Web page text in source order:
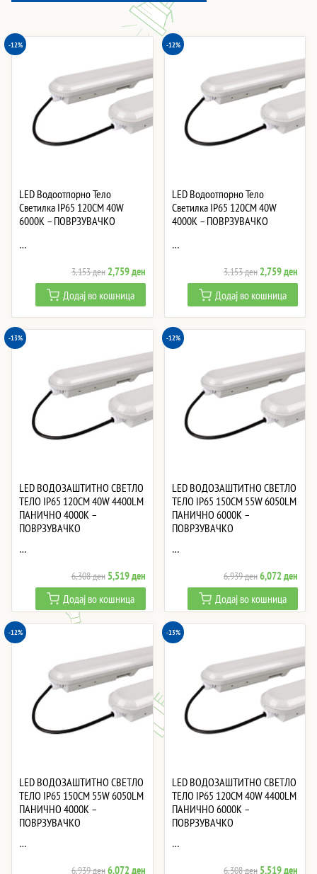
-12%
LED Водоотпорно Тело
Светилка IP65 120CM 40W
6000K – ПОВРЗУВАЧКО
…
3,153ден Original
price
was:
3,153 ден.
2,759денCurrent
price
is:
2,759 ден.
Додај во кошница
-12%
LED Водоотпорно Тело
Светилка IP65 120CM 40W
4000K – ПОВРЗУВАЧКО
…
3,153ден Original
price
was:
3,153 ден.
2,759ден
price
is:
Додај во кошница
-13%
LED ВОДОЗАШТИТНО СВЕТЛО
ТЕЛО IP65 120CM 40W 4400LM
ПАНИЧНО 4000K –
ПОВРЗУВАЧКО
…
6,308ден Original
price
was:
6,308 ден.
5,519денCurrent
price
is:
5,519 ден.
Додај во кошница
-12%
LED ВОДОЗАШТИТНО СВЕТЛО
ТЕЛО IP65 150CM 55W 6050LM
ПАНИЧНО 6000K –
ПОВРЗУВАЧКО
…
6,939денOriginal
price
was:
6,939 ден.
6,072ден
price
is:
Додај во кошница
-12%
LED ВОДОЗАШТИТНО СВЕТЛО
ТЕЛО IP65 150CM 55W 6050LM
ПАНИЧНО 4000K –
ПОВРЗУВАЧКО
…
6,939денOriginal
6,072денCurrent
-13%
LED ВОДОЗАШТИТНО СВЕТЛО
ТЕЛО IP65 120CM 40W 4400LM
ПАНИЧНО 6000K –
ПОВРЗУВАЧКО
…
6,308ден Original
5,519ден